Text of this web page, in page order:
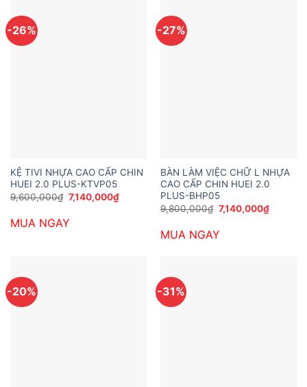
-26%
KỆ TIVI NHỰA CAO CẤP CHIN
HUEI 2.0 PLUS-KTVP05
9,600,000₫ Giá
gốc
9,600,000₫.
7,140,000₫Giá
hiện
7,140,000₫.
MUA NGAY
-27%
BÀN LÀM VIỆC CHỮ L NHỰA
CAO CẤP CHIN HUEI 2.0
PLUS-BHP05
9,800,000₫ Giá
gốc
9,800,000₫.
7,140,000₫Giá
hiện
MUA NGAY
-20% -31%